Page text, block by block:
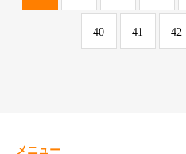
40 41 42
メニュー